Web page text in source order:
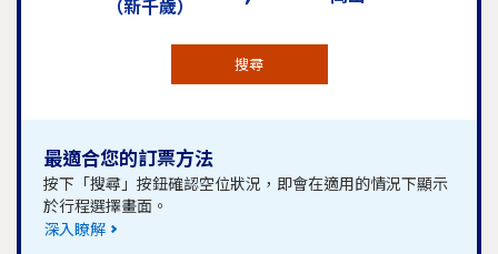
（新千歲）
搜尋
最適合您的訂票方法
按下「搜尋」按鈕確認空位狀況，即會在適用的情況下顯示
於行程選擇畫面。
深入瞭解